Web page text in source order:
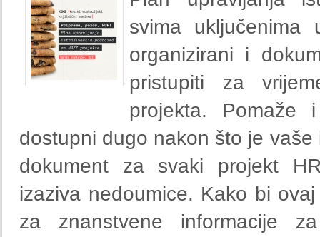
svima
organizirani i
pristupiti za
projekta.
dostupni dugo nakon što je
dokument za svaki projekt
izaziva nedoumice. Kako bi
za znanstvene informacije